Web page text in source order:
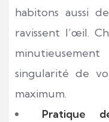
habitons aussi
ravissent l’œil.
singularité de
maximum.
Pratique